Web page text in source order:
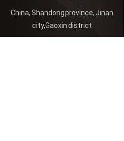
China, Shandong province, Jinan
city,Gaoxin district